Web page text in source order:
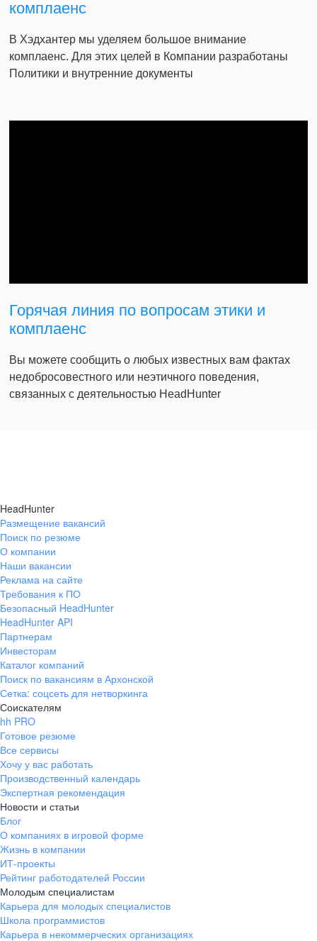
комплаенс
В Хэдхантер мы уделяем большое внимание
комплаенс. Для этих целей в Компании разработаны
Политики и внутренние документы
Горячая линия по вопросам этики и
комплаенс
Вы можете сообщить о любых известных вам фактах
недобросовестного или неэтичного поведения,
связанных с деятельностью HeadHunter
HeadHunter
Размещение вакансий
Поиск по резюме
О компании
Наши вакансии
Реклама на сайте
Требования к ПО
Безопасный HeadHunter
HeadHunter API
Партнерам
Инвесторам
Каталог компаний
Поиск по вакансиям в Архонской
Сетка: соцсеть для нетворкинга
Соискателям
hh PRO
Готовое резюме
Все сервисы
Хочу у вас работать
Производственный календарь
Экспертная рекомендация
Новости и статьи
Блог
О компаниях в игровой форме
Жизнь в компании
ИТ-проекты
Рейтинг работодателей России
Молодым специалистам
Карьера для молодых специалистов
Школа программистов
Карьера в некоммерческих организациях